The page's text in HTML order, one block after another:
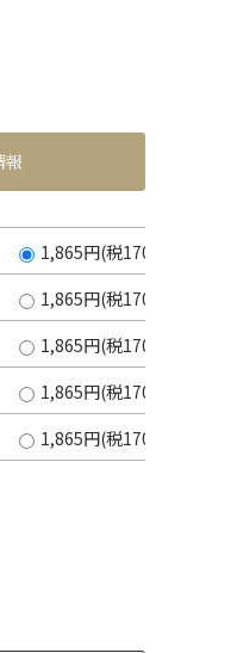
報
1,865円(税170円)
1,865円(税170円)
1,865円(税170円)
1,865円(税170円)
1,865円(税170円)